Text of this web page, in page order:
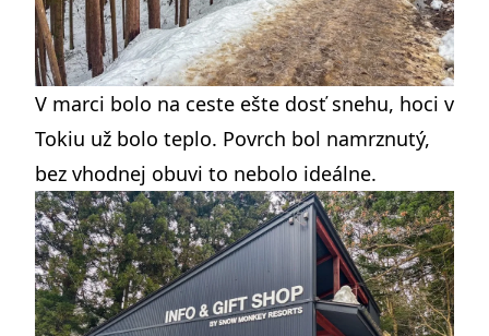
V marci bolo na ceste ešte dosť snehu, hoci v
Tokiu už bolo teplo. Povrch bol namrznutý,
bez vhodnej obuvi to nebolo ideálne.